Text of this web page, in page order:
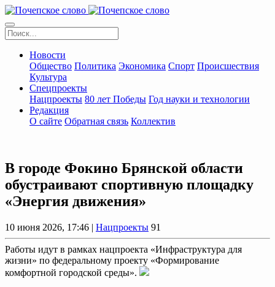
Новости
Общество Политика Экономика Спорт Происшествия
Культура
Спецпроекты
Нацпроекты 80 лет Победы Год науки и технологии
Редакция
О сайте Обратная связь Коллектив
В городе Фокино Брянской области
обустраивают спортивную площадку
«Энергия движения»
10 июня 2026, 17:46 | Нацпроекты 91
Работы идут в рамках нацпроекта «Инфраструктура для
жизни» по федеральному проекту «Формирование
комфортной городской среды».